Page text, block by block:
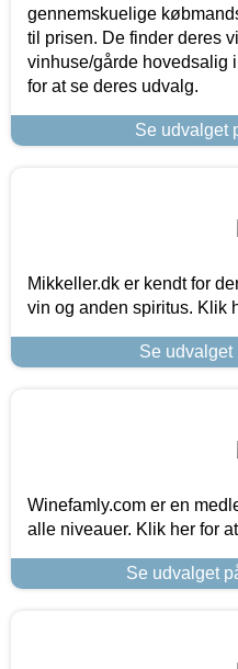
gennemskuelige
til prisen. De finder deres
vinhuse/gårde hovedsalig
for at se deres udvalg.
Se udvalget
Mikkeller.dk er kendt for
vin og anden spiritus. Klik
Se udvalget
Winefamly.com er en
alle niveauer. Klik her for
Se udvalget